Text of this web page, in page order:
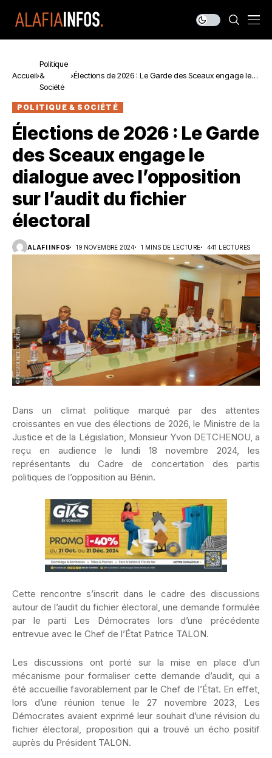
Accueil
Politique
&
Société
Élections de 2026 : Le Garde des Sceaux engage le
POLITIQUE & SOCIÉTÉ
Élections de 2026 : Le Garde
des Sceaux engage le
dialogue avec l’opposition
sur l’audit du fichier
électoral
ALAFI INFOS 19 NOVEMBRE 2024 1 MINS DE LECTURE 441 LECTURES
Dans un climat politique marqué par des attentes
croissantes en vue des élections de 2026, le Ministre de la
Justice et de la Législation, Monsieur Yvon DETCHENOU, a
reçu en audience le lundi 18 novembre 2024, les
représentants du Cadre de concertation des partis
politiques de l’opposition au Bénin.
Cette rencontre s’inscrit dans le cadre des discussions
autour de l’audit du fichier électoral, une demande formulée
par le parti Les Démocrates lors d’une précédente
entrevue avec le Chef de l’État Patrice TALON.
Les discussions ont porté sur la mise en place d’un
mécanisme pour formaliser cette demande d’audit, qui a
été accueillie favorablement par le Chef de l’État. En effet,
lors d’une réunion tenue le 27 novembre 2023, Les
Démocrates avaient exprimé leur souhait d’une révision du
fichier électoral, proposition qui a trouvé un écho positif
auprès du Président TALON.